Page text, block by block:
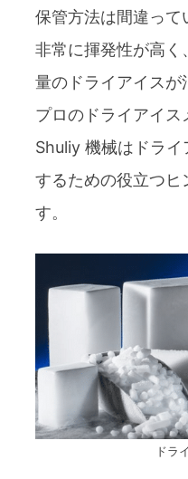
保管方法は間違って
非常に揮発性が高く
量のドライアイスが
プロのドライアイス
Shuliy 機械はドラ
するための役立つヒ
す。
ドラ